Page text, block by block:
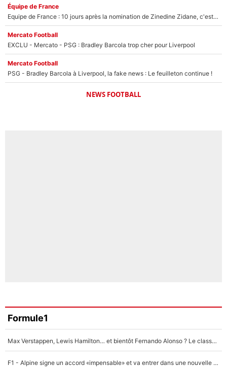
Équipe de France
Equipe de France : 10 jours après la nomination de Zinedine Zidane, c'est au tour de son fils de prendre un nouveau départ !
Mercato Football
EXCLU - Mercato - PSG : Bradley Barcola trop cher pour Liverpool
Mercato Football
PSG - Bradley Barcola à Liverpool, la fake news : Le feuilleton continue !
NEWS FOOTBALL
Formule1
Max Verstappen, Lewis Hamilton… et bientôt Fernando Alonso ? Le classement des pilotes les mieux payés en Formule 1 risque de changer !
F1 - Alpine signe un accord «impensable» et va entrer dans une nouvelle dimension : Grande nouvelle pour Pierre Gasly !